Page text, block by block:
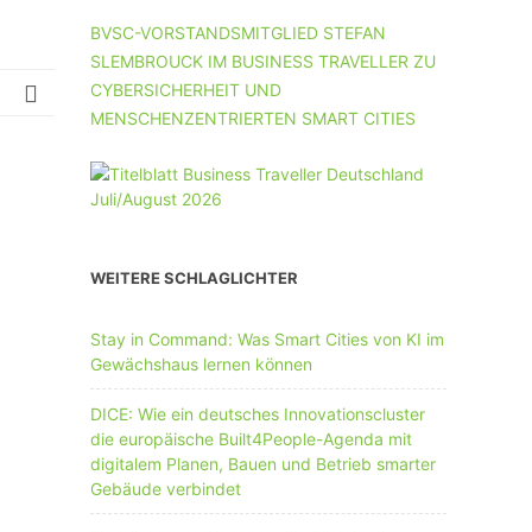
UNTERNEHMEN AB 51 MA
BVSC-VORSTANDSMITGLIED STEFAN
SLEMBROUCK IM BUSINESS TRAVELLER ZU
CYBERSICHERHEIT UND
MENSCHENZENTRIERTEN SMART CITIES
WEITERE SCHLAGLICHTER
Stay in Command: Was Smart Cities von KI im
Gewächshaus lernen können
DICE: Wie ein deutsches Innovationscluster
die europäische Built4People-Agenda mit
digitalem Planen, Bauen und Betrieb smarter
Gebäude verbindet